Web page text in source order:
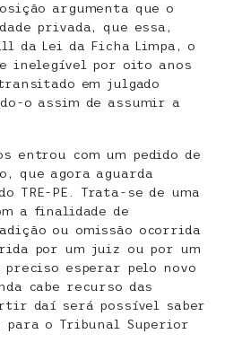
argumenta que o
privada, que essa,
da Lei da Ficha Limpa, o
inelegível por oito anos
em julgado
o assim de assumir a
entrou com um pedido de
que agora aguarda
TRE-PE. Trata-se de uma
a finalidade de
ou omissão ocorrida
por um juiz ou por um
preciso esperar pelo novo
cabe recurso das
daí será possível saber
para o Tribunal Superior